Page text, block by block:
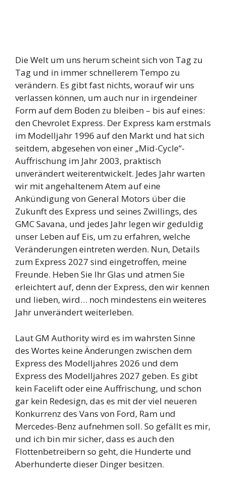
Die Welt um uns herum scheint sich von Tag zu
Tag und in immer schnellerem Tempo zu
verändern. Es gibt fast nichts, worauf wir uns
verlassen können, um auch nur in irgendeiner
Form auf dem Boden zu bleiben – bis auf eines:
den Chevrolet Express. Der Express kam erstmals
im Modelljahr 1996 auf den Markt und hat sich
seitdem, abgesehen von einer „Mid-Cycle“-
Auffrischung im Jahr 2003, praktisch
unverändert weiterentwickelt. Jedes Jahr warten
wir mit angehaltenem Atem auf eine
Ankündigung von General Motors über die
Zukunft des Express und seines Zwillings, des
GMC Savana, und jedes Jahr legen wir geduldig
unser Leben auf Eis, um zu erfahren, welche
Veränderungen eintreten werden. Nun, Details
zum Express 2027 sind eingetroffen, meine
Freunde. Heben Sie Ihr Glas und atmen Sie
erleichtert auf, denn der Express, den wir kennen
und lieben, wird… noch mindestens ein weiteres
Jahr unverändert weiterleben.
Laut GM Authority wird es im wahrsten Sinne
des Wortes keine Änderungen zwischen dem
Express des Modelljahres 2026 und dem
Express des Modelljahres 2027 geben. Es gibt
kein Facelift oder eine Auffrischung, und schon
gar kein Redesign, das es mit der viel neueren
Konkurrenz des Vans von Ford, Ram und
Mercedes-Benz aufnehmen soll. So gefällt es mir,
und ich bin mir sicher, dass es auch den
Flottenbetreibern so geht, die Hunderte und
Aberhunderte dieser Dinger besitzen.